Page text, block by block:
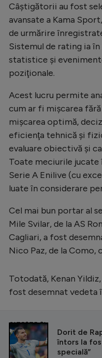
Câştigătorii au fost
avansate a Kama
de urmărire
Sistemul de rating ia
statistice şi
poziţionale.
Acest lucru permite
cum ar fi mişcarea
mişcarea optimă,
eficienţa tehnică şi
evaluare obiectivă şi
Toate meciurile jucate
Serie A Enilive (cu
luate în considerare
Cel mai bun portar al
Mile Svilar, de la AS
Cagliari, a fost
Nico Paz, de la Como,
Totodată, Kenan
fost desemnat vedeta
CITEȘTE ȘI
Dorit de
întors la
specială”